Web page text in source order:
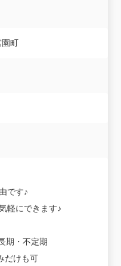
町
です♪
軽にできます♪
期・不定期
だけも可